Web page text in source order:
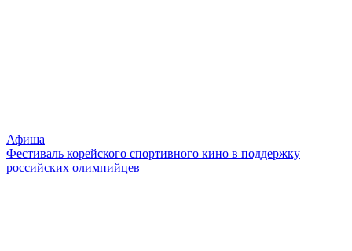
Афиша
Фестиваль корейского спортивного кино в поддержку
российских олимпийцев